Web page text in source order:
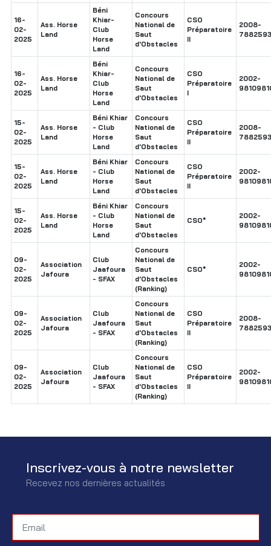
16-
02-
2025
Ass. Horse
Land
Béni
Khiar-
Club
Horse
Land
Concours
National de
Saut
d'Obstacles
CSO
Préparatoire
II
2008-
16-
02-
2025
Ass. Horse
Land
Béni
Khiar-
Club
Horse
Land
Concours
National de
Saut
d'Obstacles
CSO
Préparatoire
I
2002-
15-
02-
2025
Ass. Horse
Land
Béni Khiar
- Club
Horse
Land
Concours
National de
Saut
d'Obstacles
CSO
Préparatoire
II
2008-
15-
02-
2025
Ass. Horse
Land
Béni Khiar
- Club
Horse
Land
Concours
National de
Saut
d'Obstacles
CSO
Préparatoire
II
2002-
15-
02-
2025
Ass. Horse
Land
Béni Khiar
- Club
Horse
Land
Concours
National de
Saut
d'Obstacles
CSO*
2002-
09-
02-
2025
Association
Jafoura
Club
Jaafoura
- SFAX
Concours
National de
Saut
d'Obstacles
(Ranking)
CSO*
2002-
09-
02-
2025
Association
Jafoura
Club
Jaafoura
- SFAX
Concours
National de
Saut
d'Obstacles
(Ranking)
CSO
Préparatoire
II
2008-
09-
02-
2025
Association
Jafoura
Club
Jaafoura
- SFAX
Concours
National de
Saut
d'Obstacles
(Ranking)
CSO
Préparatoire
II
2002-
Inscrivez-vous à notre newsletter
Recevez nos dernières actualités